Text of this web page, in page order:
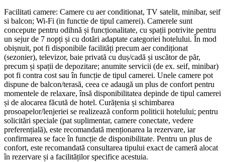
Facilitati camere: Camere cu aer conditionat, TV satelit, minibar, seif
si balcon; Wi-Fi (in functie de tipul camerei). Camerele sunt
concepute pentru odihnă și funcționalitate, cu spații potrivite pentru
un sejur de 7 nopți și cu dotări adaptate categoriei hotelului. În mod
obișnuit, pot fi disponibile facilități precum aer condiționat
(sezonier), televizor, baie privată cu duș/cadă și uscător de păr,
precum și spații de depozitare; anumite servicii (de ex. seif, minibar)
pot fi contra cost sau în funcție de tipul camerei. Unele camere pot
dispune de balcon/terasă, ceea ce adaugă un plus de confort pentru
momentele de relaxare, însă disponibilitatea depinde de tipul camerei
și de alocarea făcută de hotel. Curățenia și schimbarea
prosoapelor/lenjeriei se realizează conform politicii hotelului; pentru
solicitări speciale (pat suplimentar, camere conectate, vedere
preferențială), este recomandată menționarea la rezervare, iar
confirmarea se face în funcție de disponibilitate. Pentru un plus de
confort, este recomandată consultarea tipului exact de cameră alocat
în rezervare și a facilităților specifice acestuia.